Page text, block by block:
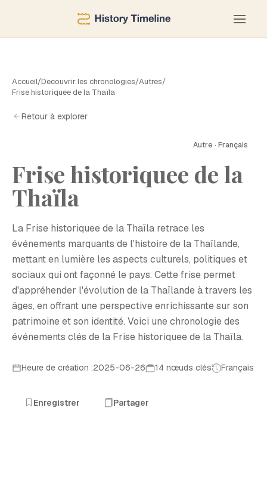
Accueil/Découvrir les chronologies/Autres/
Frise historiquee de la Thaïla
Retour à explorer
Autre · Français
Frise historiquee de la
Thaïla
La Frise historiquee de la Thaïla retrace les
événements marquants de l'histoire de la Thaïlande,
mettant en lumière les aspects culturels, politiques et
sociaux qui ont façonné le pays. Cette frise permet
d'appréhender l'évolution de la Thaïlande à travers les
âges, en offrant une perspective enrichissante sur son
patrimoine et son identité. Voici une chronologie des
événements clés de la Frise historiquee de la Thaïla.
Heure de création :2025-06-26 14 nœuds clés Français
Enregistrer Partager